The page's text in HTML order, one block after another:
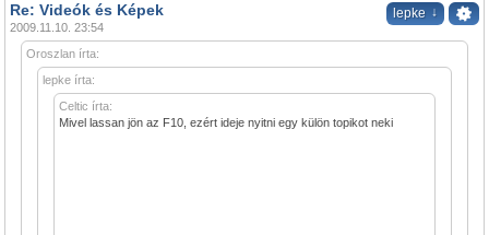
lepke ↓
Re: Videók és Képek
2009.11.10. 23:54
Oroszlan írta:
lepke írta:
Celtic írta:
Mivel lassan jön az F10, ezért ideje nyitni egy külön topikot neki